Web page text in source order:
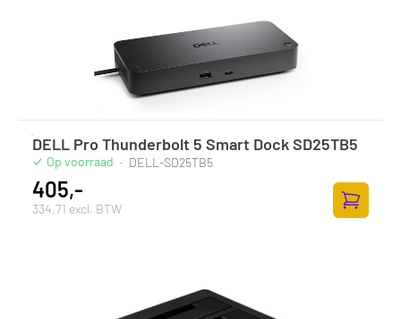
DELL Pro Thunderbolt 5 Smart Dock SD25TB5
Op voorraad · DELL-SD25TB5
405,-
334,71 excl. BTW